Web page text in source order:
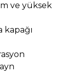
ve yüksek